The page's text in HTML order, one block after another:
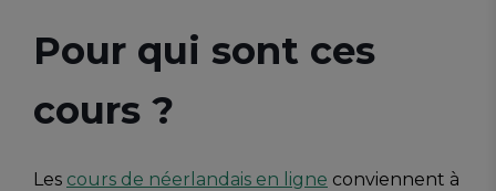
Pour qui sont ces
cours ?
Les cours de néerlandais en ligne conviennent à